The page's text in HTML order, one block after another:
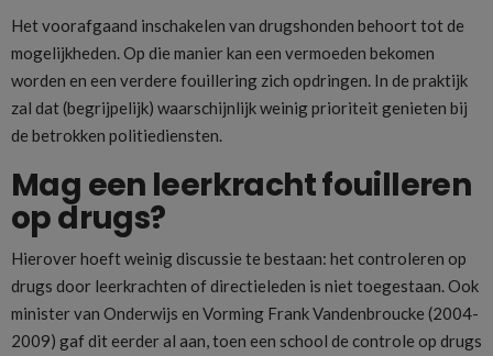
Het voorafgaand inschakelen van drugshonden behoort tot de
mogelijkheden. Op die manier kan een vermoeden bekomen
worden en een verdere fouillering zich opdringen. In de praktijk
zal dat (begrijpelijk) waarschijnlijk weinig prioriteit genieten bij
de betrokken politiediensten.
Mag een leerkracht fouilleren
op drugs?
Hierover hoeft weinig discussie te bestaan: het controleren op
drugs door leerkrachten of directieleden is niet toegestaan. Ook
minister van Onderwijs en Vorming Frank Vandenbroucke (2004-
2009) gaf dit eerder al aan, toen een school de controle op drugs